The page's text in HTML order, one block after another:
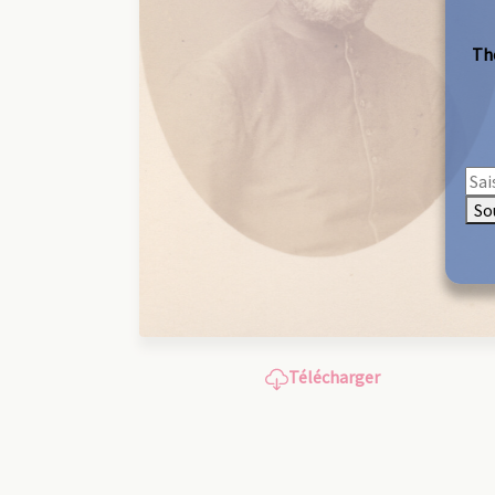
Télécharger